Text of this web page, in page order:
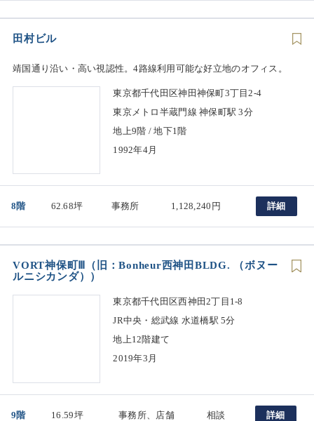
田村ビル
靖国通り沿い・高い視認性。4路線利用可能な好立地のオフィス。
東京都千代田区神田神保町3丁目2-4
東京メトロ半蔵門線 神保町駅 3分
地上9階 / 地下1階
1992年4月
8階 62.68坪 事務所 1,128,240円 詳細
VORT神保町Ⅲ（旧：Bonheur西神田BLDG. （ボヌー
ルニシカンダ））
東京都千代田区西神田2丁目1-8
JR中央・総武線 水道橋駅 5分
地上12階建て
2019年3月
9階 16.59坪 事務所、店舗 相談 詳細